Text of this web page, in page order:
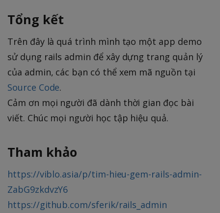
Tổng kết
Trên đây là quá trình mình tạo một app demo
sử dụng rails admin để xây dựng trang quản lý
của admin, các bạn có thể xem mã nguồn tại
Source Code.
Cảm ơn mọi người đã dành thời gian đọc bài
viết. Chúc mọi người học tập hiệu quả.
Tham khảo
https://viblo.asia/p/tim-hieu-gem-rails-admin-
ZabG9zkdvzY6
https://github.com/sferik/rails_admin